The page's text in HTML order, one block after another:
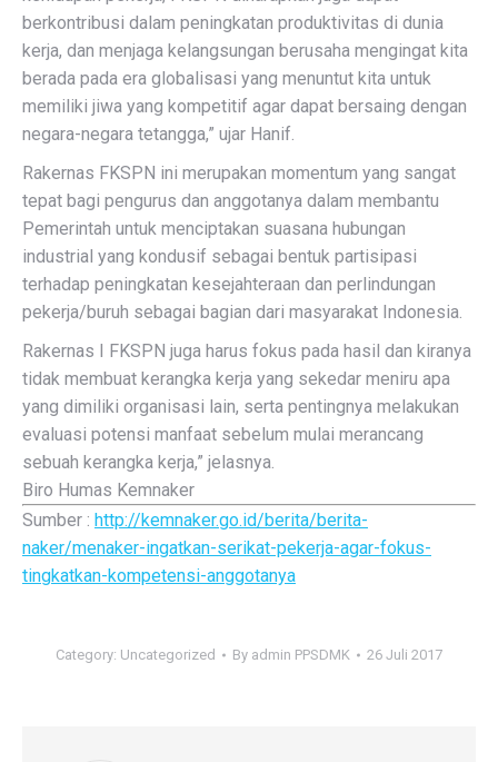
berkontribusi dalam peningkatan produktivitas di dunia
kerja, dan menjaga kelangsungan berusaha mengingat kita
berada pada era globalisasi yang menuntut kita untuk
memiliki jiwa yang kompetitif agar dapat bersaing dengan
negara-negara tetangga,” ujar Hanif.
Rakernas FKSPN ini merupakan momentum yang sangat
tepat bagi pengurus dan anggotanya dalam membantu
Pemerintah untuk menciptakan suasana hubungan
industrial yang kondusif sebagai bentuk partisipasi
terhadap peningkatan kesejahteraan dan perlindungan
pekerja/buruh sebagai bagian dari masyarakat Indonesia.
Rakernas I FKSPN juga harus fokus pada hasil dan kiranya
tidak membuat kerangka kerja yang sekedar meniru apa
yang dimiliki organisasi lain, serta pentingnya melakukan
evaluasi potensi manfaat sebelum mulai merancang
sebuah kerangka kerja,” jelasnya.
Biro Humas Kemnaker
Sumber : http://kemnaker.go.id/berita/berita-
naker/menaker-ingatkan-serikat-pekerja-agar-fokus-
tingkatkan-kompetensi-anggotanya
Category: Uncategorized By admin PPSDMK 26 Juli 2017